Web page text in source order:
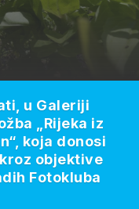
u Galeriji
„Rijeka iz
koja donosi
objektive
Fotokluba